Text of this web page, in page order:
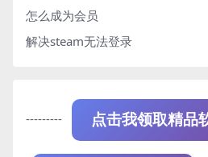
怎么成为会员
解决steam无法登录
--------- 点击我领取精品